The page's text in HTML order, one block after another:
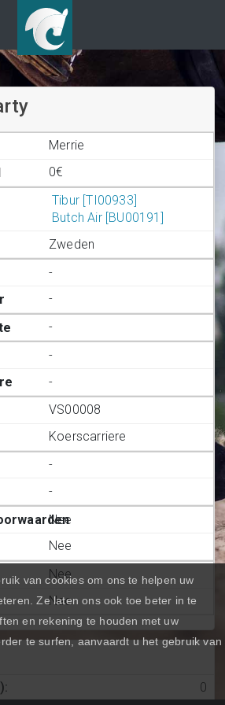
Merrie
0€
Tibur [TI00933]
Butch Air [BU00191]
Zweden
-
-
-
-
-
VS00008
Koerscarriere
-
-
Nee
Nee
Nee
Nee
: 0
van cookies om ons te helpen uw
Ze laten ons ook toe beter in te
en rekening te houden met uw
te surfen, aanvaardt u het gebruik van